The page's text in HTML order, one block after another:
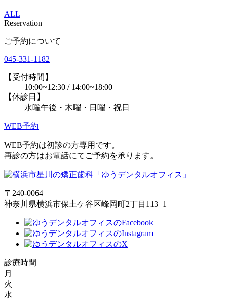
ALL
Reservation
ご予約について
045-331-1182
【受付時間】
10:00~12:30 / 14:00~18:00
【休診日】
水曜午後・木曜・日曜・祝日
WEB予約
WEB予約は初診の方専用です。
再診の方はお電話にてご予約を承ります。
〒240-0064
神奈川県横浜市保土ケ谷区峰岡町2丁目113−1
診療時間
月
火
水